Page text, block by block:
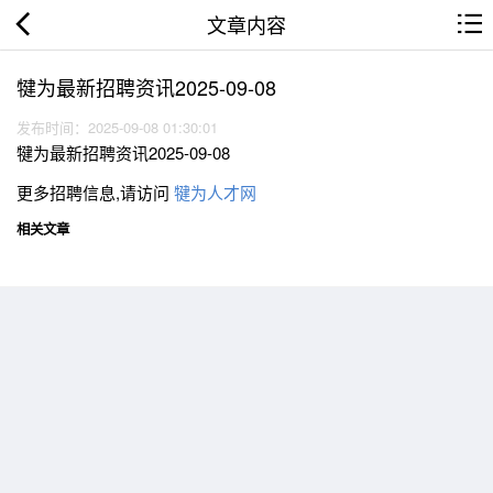
文章内容
犍为最新招聘资讯2025-09-08
发布时间：2025-09-08 01:30:01
犍为最新招聘资讯2025-09-08
更多招聘信息,请访问 犍为人才网
相关文章